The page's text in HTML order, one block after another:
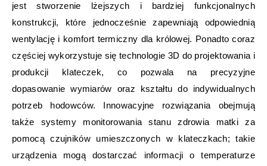
jest stworzenie lżejszych i bardziej funkcjonalnych
konstrukcji, które jednocześnie zapewniają odpowiednią
wentylację i komfort termiczny dla królowej. Ponadto coraz
częściej wykorzystuje się technologie 3D do projektowania i
produkcji klateczek, co pozwala na precyzyjne
dopasowanie wymiarów oraz kształtu do indywidualnych
potrzeb hodowców. Innowacyjne rozwiązania obejmują
także systemy monitorowania stanu zdrowia matki za
pomocą czujników umieszczonych w klateczkach; takie
urządzenia mogą dostarczać informacji o temperaturze